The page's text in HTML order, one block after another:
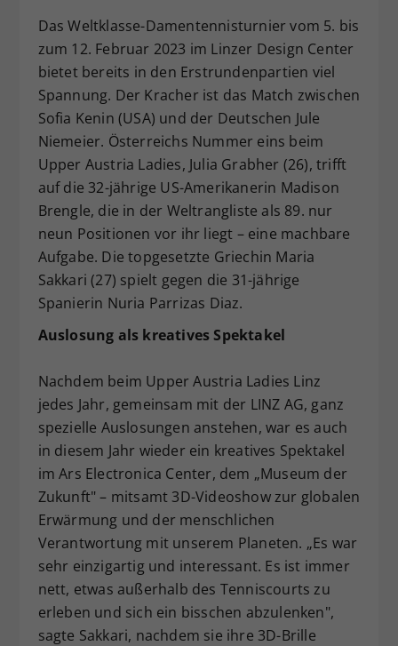
Das Weltklasse-Damentennisturnier vom 5. bis
zum 12. Februar 2023 im Linzer Design Center
bietet bereits in den Erstrundenpartien viel
Spannung. Der Kracher ist das Match zwischen
Sofia Kenin (USA) und der Deutschen Jule
Niemeier. Österreichs Nummer eins beim
Upper Austria Ladies, Julia Grabher (26), trifft
auf die 32-jährige US-Amerikanerin Madison
Brengle, die in der Weltrangliste als 89. nur
neun Positionen vor ihr liegt – eine machbare
Aufgabe. Die topgesetzte Griechin Maria
Sakkari (27) spielt gegen die 31-jährige
Spanierin Nuria Parrizas Diaz.
Auslosung als kreatives Spektakel
Nachdem beim Upper Austria Ladies Linz
jedes Jahr, gemeinsam mit der LINZ AG, ganz
spezielle Auslosungen anstehen, war es auch
in diesem Jahr wieder ein kreatives Spektakel
im Ars Electronica Center, dem „Museum der
Zukunft" – mitsamt 3D-Videoshow zur globalen
Erwärmung und der menschlichen
Verantwortung mit unserem Planeten. „Es war
sehr einzigartig und interessant. Es ist immer
nett, etwas außerhalb des Tenniscourts zu
erleben und sich ein bisschen abzulenken",
sagte Sakkari, nachdem sie ihre 3D-Brille
Zweck
Dieser Wert speichert Ihre Consent-
Einstellungen. Unter anderem eine
zufällig generierte ID, für die
historische Speicherung Ihrer
vorgenommen Einstellungen, falls der
Webseiten-Betreiber dies eingestellt
hat.